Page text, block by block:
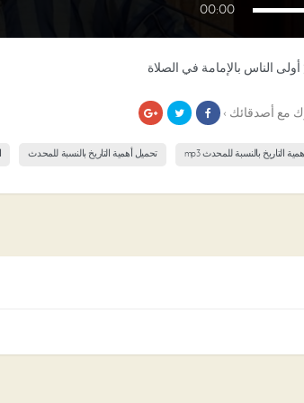
00:00
أولى الناس بالإمامة في الصلاة
مع أصدقائك ›
أهمية التاريخ بالنسبة للمحدث mp3 تحميل أهمية التاريخ بالنسبة للمحدث